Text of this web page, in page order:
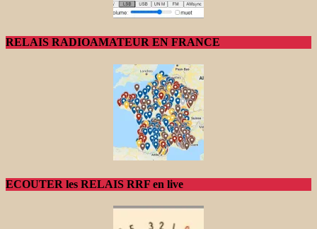
RELAIS RADIOAMATEUR EN FRANCE
ECOUTER les RELAIS RRF en live